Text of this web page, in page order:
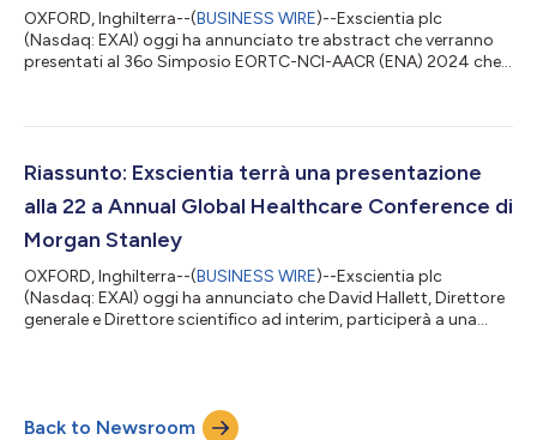
OXFORD, Inghilterra--(BUSINESS WIRE)--Exscientia plc
(Nasdaq: EXAI) oggi ha annunciato tre abstract che verranno
presentati al 36o Simposio EORTC-NCI-AACR (ENA) 2024 che
continuano a progredire verso la fase clinica, siamo entusiasti
ha dichiarato David Hallett, Ph.D., Direttore generale facente
Riassunto: Exscientia terrà una presentazione
alla 22 a Annual Global Healthcare Conference di
Morgan Stanley
OXFORD, Inghilterra--(BUSINESS WIRE)--Exscientia plc
(Nasdaq: EXAI) oggi ha annunciato che David Hallett, Direttore
generale e Direttore scientifico ad interim, participerà a una
informale sarà disponibile sul sito della Società, alla sezione
“Investors & Media” all'indirizzo investors.exscientia.ai. Una
Back to Newsroom